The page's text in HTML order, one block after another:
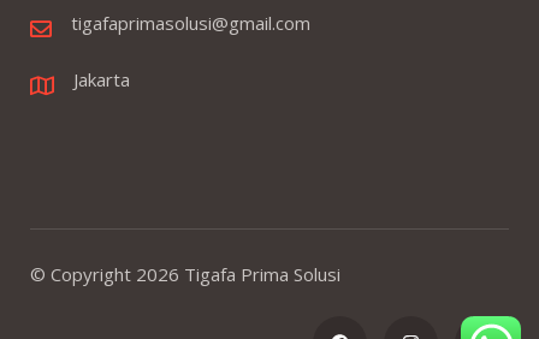
tigafaprimasolusi@gmail.com
Jakarta
© Copyright 2026 Tigafa Prima Solusi